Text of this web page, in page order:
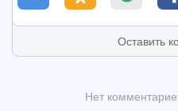
Оставить
Нет